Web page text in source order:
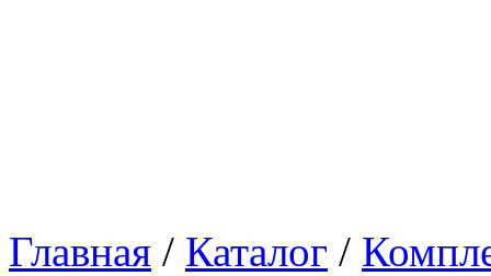
Главная / Каталог /